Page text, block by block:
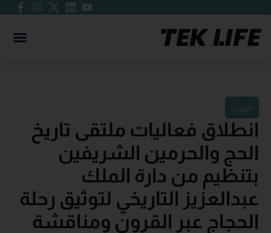
متنوع
انطلاق فعاليات ملتقى تاريخ
الحج والحرمين الشريفين
بتنظيم من دارة الملك
عبدالعزيز التاريخي لتوثيق رحلة
الحجاج عبر القرون ومناقشة